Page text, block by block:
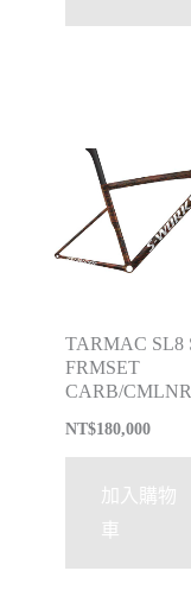
TARMAC SL8
FRMSET
CARB/
NT$180,000
加入購物
車